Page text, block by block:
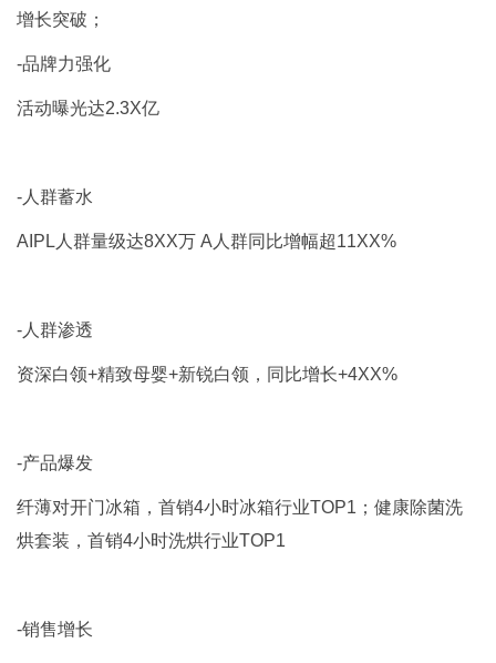
增长突破；
-品牌力强化
活动曝光达2.3X亿
-人群蓄水
AIPL人群量级达8XX万 A人群同比增幅超11XX%
-人群渗透
资深白领+精致母婴+新锐白领，同比增长+4XX%
-产品爆发
纤薄对开门冰箱，首销4小时冰箱行业TOP1；健康除菌洗
烘套装，首销4小时洗烘行业TOP1
-销售增长